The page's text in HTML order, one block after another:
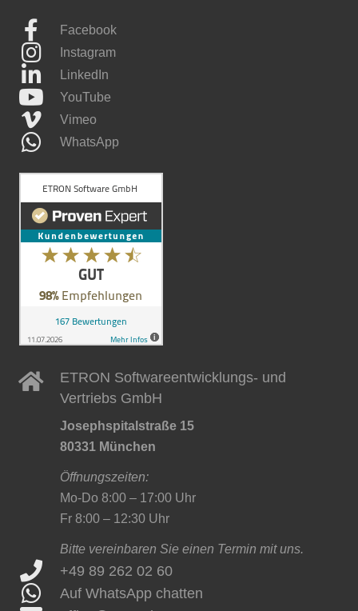
Facebook
Instagram
LinkedIn
YouTube
Vimeo
WhatsApp
ETRON Softwareentwicklungs- und
Vertriebs GmbH
Josephspitalstraße 15
80331 München
Öffnungszeiten:
Mo-Do 8:00 – 17:00 Uhr
Fr 8:00 – 12:30 Uhr
Bitte vereinbaren Sie einen Termin mit uns.
+49 89 262 02 60
Auf WhatsApp chatten